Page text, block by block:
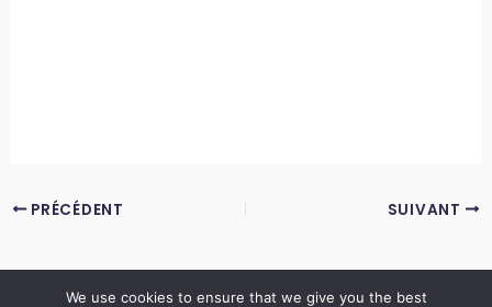
PRÉCÉDENT SUIVANT
We use cookies to ensure that we give you the best